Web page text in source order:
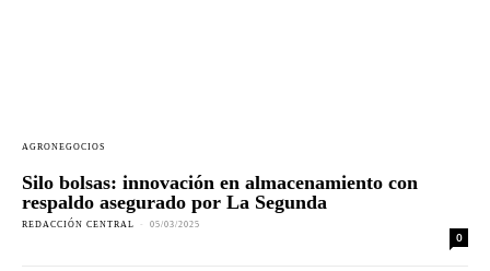
AGRONEGOCIOS
Silo bolsas: innovación en almacenamiento con
respaldo asegurado por La Segunda
REDACCIÓN CENTRAL - 05/03/2025
0